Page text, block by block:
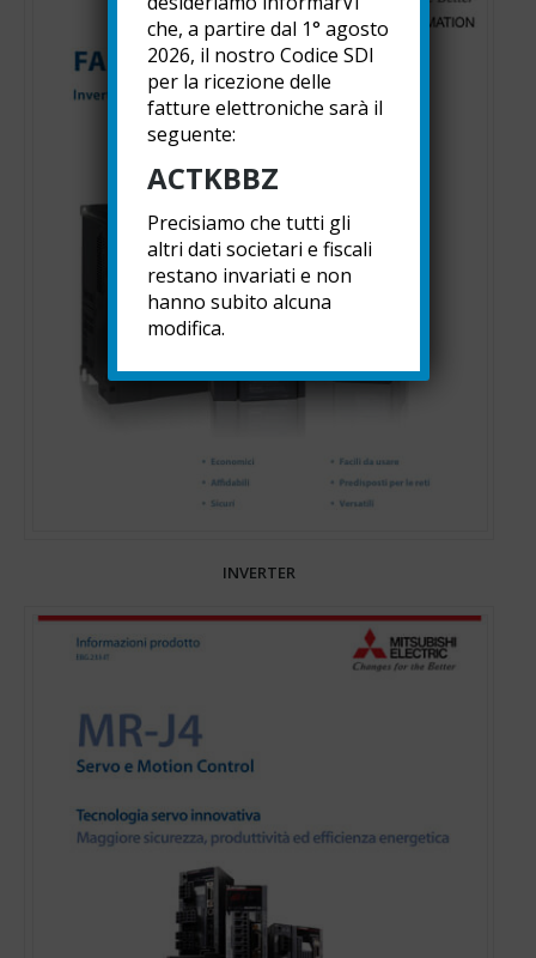
INVERTER
che, a partire dal 1° agosto
2026, il nostro Codice SDI
per la ricezione delle
fatture elettroniche sarà il
seguente:
ACTKBBZ
Precisiamo che tutti gli
altri dati societari e fiscali
restano invariati e non
hanno subito alcuna
modifica.